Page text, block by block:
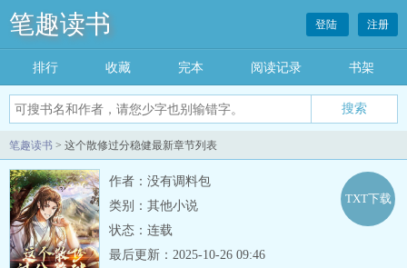
笔趣读书 登陆 注册
排行 收藏 完本 阅读记录 书架
笔趣读书 > 这个散修过分稳健最新章节列表
作者：没有调料包
类别：其他小说
状态：连载
TXT下载
最后更新：2025-10-26 09:46